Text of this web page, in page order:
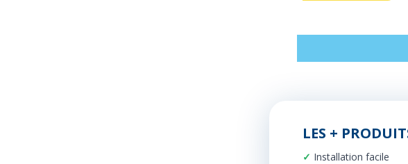
LES +
Installation facile